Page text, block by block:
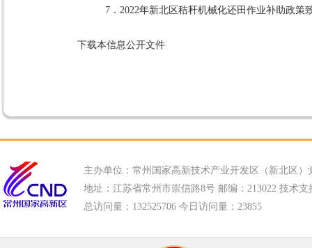
7． 2022年新北区秸秆机械化还田作业补助政策
下载本信息公开文件
主办单位：常州国家高新技术产业开发区（新北区）
地址：江苏省常州市崇信路8号 邮编：213022 技术支
总访问量： 132525706 今日访问量： 23855